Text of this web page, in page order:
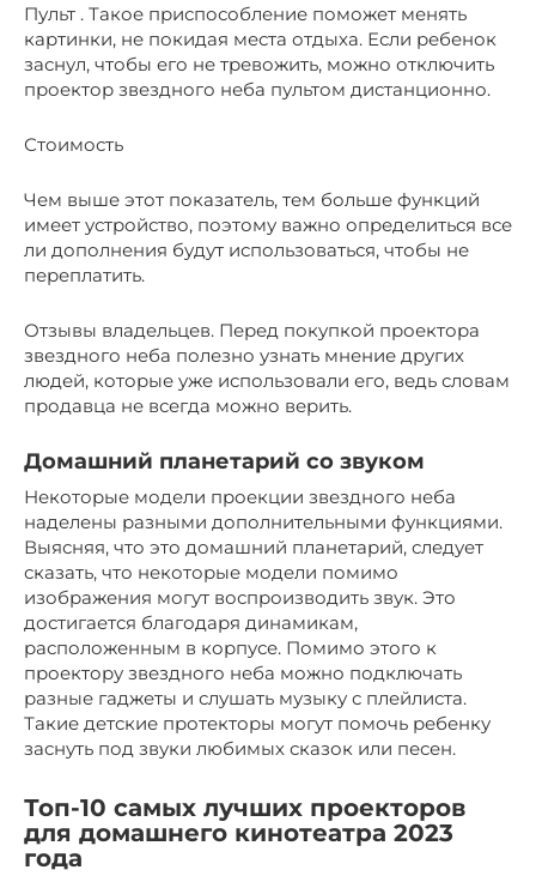
Пульт . Такое приспособление поможет менять
картинки, не покидая места отдыха. Если ребенок
заснул, чтобы его не тревожить, можно отключить
проектор звездного неба пультом дистанционно.
Стоимость
Чем выше этот показатель, тем больше функций
имеет устройство, поэтому важно определиться все
ли дополнения будут использоваться, чтобы не
переплатить.
Отзывы владельцев. Перед покупкой проектора
звездного неба полезно узнать мнение других
людей, которые уже использовали его, ведь словам
продавца не всегда можно верить.
Домашний планетарий со звуком
Некоторые модели проекции звездного неба
наделены разными дополнительными функциями.
Выясняя, что это домашний планетарий, следует
сказать, что некоторые модели помимо
изображения могут воспроизводить звук. Это
достигается благодаря динамикам,
расположенным в корпусе. Помимо этого к
проектору звездного неба можно подключать
разные гаджеты и слушать музыку с плейлиста.
Такие детские протекторы могут помочь ребенку
заснуть под звуки любимых сказок или песен.
Топ-10 самых лучших проекторов
для домашнего кинотеатра 2023
года